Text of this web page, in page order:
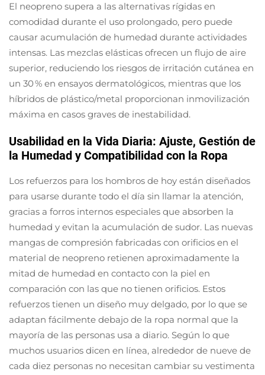
El neopreno supera a las alternativas rígidas en
comodidad durante el uso prolongado, pero puede
causar acumulación de humedad durante actividades
intensas. Las mezclas elásticas ofrecen un flujo de aire
superior, reduciendo los riesgos de irritación cutánea en
un 30 % en ensayos dermatológicos, mientras que los
híbridos de plástico/metal proporcionan inmovilización
máxima en casos graves de inestabilidad.
Usabilidad en la Vida Diaria: Ajuste, Gestión de
la Humedad y Compatibilidad con la Ropa
Los refuerzos para los hombros de hoy están diseñados
para usarse durante todo el día sin llamar la atención,
gracias a forros internos especiales que absorben la
humedad y evitan la acumulación de sudor. Las nuevas
mangas de compresión fabricadas con orificios en el
material de neopreno retienen aproximadamente la
mitad de humedad en contacto con la piel en
comparación con las que no tienen orificios. Estos
refuerzos tienen un diseño muy delgado, por lo que se
adaptan fácilmente debajo de la ropa normal que la
mayoría de las personas usa a diario. Según lo que
muchos usuarios dicen en línea, alrededor de nueve de
cada diez personas no necesitan cambiar su vestimenta